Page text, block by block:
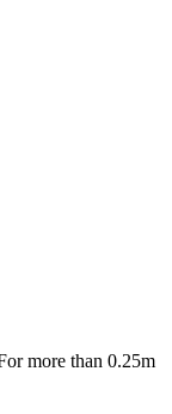
more than 0.25m